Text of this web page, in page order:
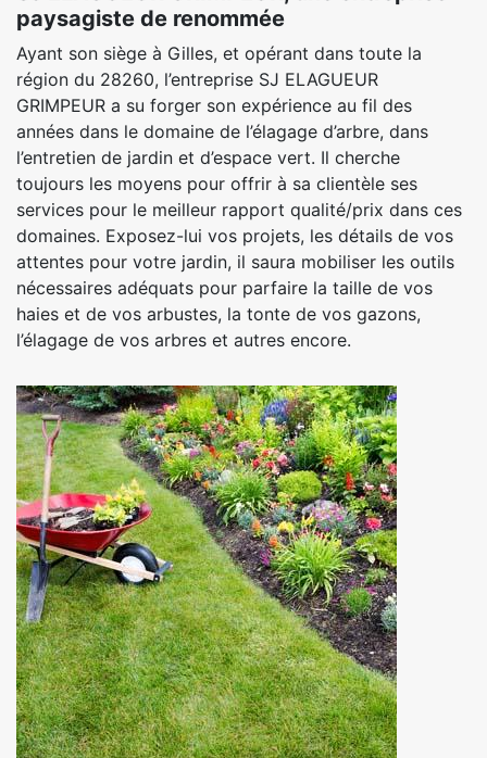
paysagiste de renommée
Ayant son siège à Gilles, et opérant dans toute la
région du 28260, l’entreprise SJ ELAGUEUR
GRIMPEUR a su forger son expérience au fil des
années dans le domaine de l’élagage d’arbre, dans
l’entretien de jardin et d’espace vert. Il cherche
toujours les moyens pour offrir à sa clientèle ses
services pour le meilleur rapport qualité/prix dans ces
domaines. Exposez-lui vos projets, les détails de vos
attentes pour votre jardin, il saura mobiliser les outils
nécessaires adéquats pour parfaire la taille de vos
haies et de vos arbustes, la tonte de vos gazons,
l’élagage de vos arbres et autres encore.